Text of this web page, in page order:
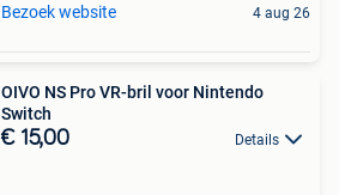
Bezoek website 4 aug 26
OIVO NS Pro VR-bril voor Nintendo
Switch
€ 15,00 Details